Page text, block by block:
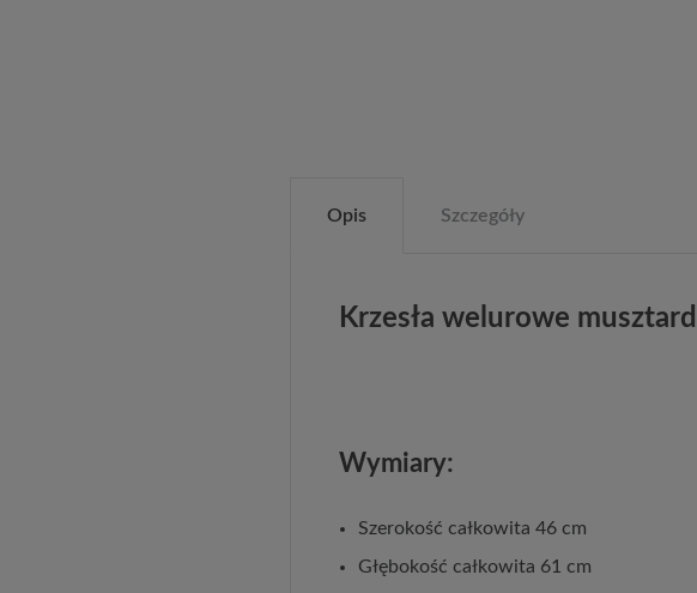
Opis Szczegóły
Krzesła welurowe
Wymiary:
Szerokość całkowita 46 cm
Głębokość całkowita 61 cm